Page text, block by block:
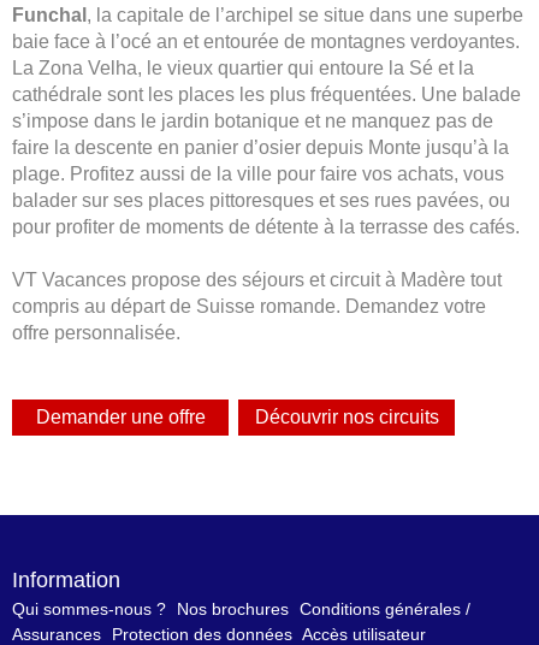
Funchal , la capitale de l’archipel se situe dans une superbe
baie face à l’océ an et entourée de montagnes verdoyantes.
La Zona Velha, le vieux quartier qui entoure la Sé et la
cathédrale sont les places les plus fréquentées. Une balade
s’impose dans le jardin botanique et ne manquez pas de
faire la descente en panier d’osier depuis Monte jusqu’à la
plage. Profitez aussi de la ville pour faire vos achats, vous
balader sur ses places pittoresques et ses rues pavées, ou
pour profiter de moments de détente à la terrasse des cafés.
VT Vacances propose des séjours et circuit à Madère tout
compris au départ de Suisse romande. Demandez votre
offre personnalisée.
Information
Qui sommes-nous ? Nos brochures Conditions générales /
Assurances
Protection des données Accès utilisateur